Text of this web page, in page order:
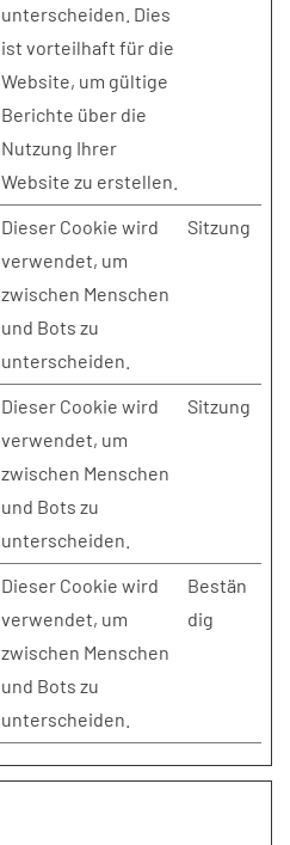
unterscheiden. Dies
ist vorteilhaft für die
Website, um gültige
Berichte über die
Nutzung Ihrer
Website zu erstellen.
Dieser Cookie wird
verwendet, um
zwischen Menschen
und Bots zu
unterscheiden.
Sitzung
Dieser Cookie wird
verwendet, um
zwischen Menschen
und Bots zu
unterscheiden.
Sitzung
Dieser Cookie wird
verwendet, um
zwischen Menschen
und Bots zu
unterscheiden.
Bestän
dig